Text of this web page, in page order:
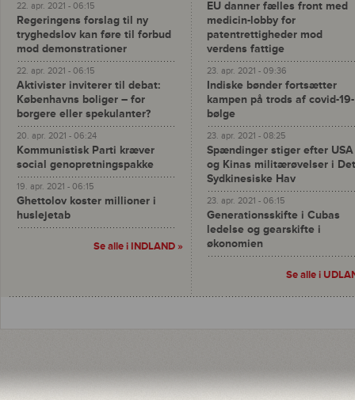
22. apr. 2021 - 06:15
Regeringens forslag til ny
tryghedslov kan føre til forbud
mod demonstrationer
22. apr. 2021 - 06:15
Aktivister inviterer til debat:
Københavns boliger – for
borgere eller spekulanter?
20. apr. 2021 - 06:24
Kommunistisk Parti kræver
social genopretningspakke
19. apr. 2021 - 06:15
Ghettolov koster millioner i
huslejetab
Se alle i INDLAND »
EU danner fælles front med
medicin-lobby for
patentrettigheder mod
verdens fattige
23. apr. 2021 - 09:36
Indiske bønder fortsætter
kampen på trods af covid-19-
bølge
23. apr. 2021 - 08:25
Spændinger stiger efter USA
og Kinas militærøvelser i Det
Sydkinesiske Hav
23. apr. 2021 - 06:15
Generationsskifte i Cubas
ledelse og gearskifte i
økonomien
Se alle i